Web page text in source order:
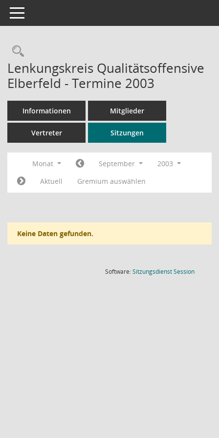
Toggle navigation
Rechercheauswahl
Lenkungskreis Qualitätsoffensive
Elberfeld - Termine 2003
Informationen Mitglieder
Vertreter Sitzungen
Monat September
2003
Aktuell
Gremium auswählen
Keine Daten gefunden.
Software:SitzungsdienstSession(Wird in